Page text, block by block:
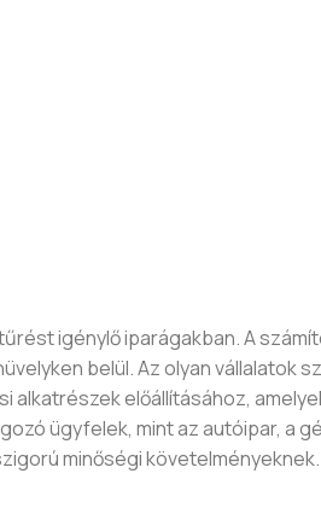
igénylő iparágakban. A
belül. Az olyan vállalatok
alkatrészek előállításához,
ügyfelek, mint az autóipar, a
minőségi követelményeknek.